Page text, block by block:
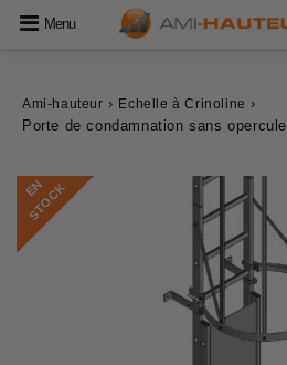
Menu
Ami-hauteur › Echelle à Crinoline ›
Porte de condamnation sans opercule
E
N
S
T
O
C
K